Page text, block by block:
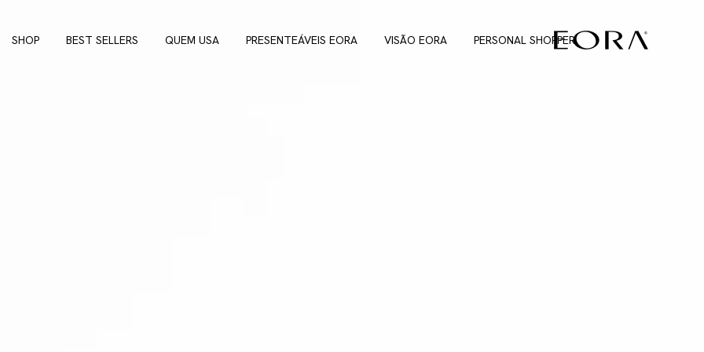
SHOP BEST SELLERS QUEM USA PRESENTEÁVEIS EORA VISÃO EORA PERSONAL SHOPPER